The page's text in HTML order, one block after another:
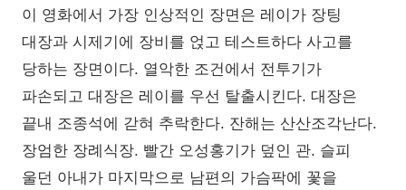
이 영화에서 가장 인상적인 장면은 레이가 장팅
대장과 시제기에 장비를 얹고 테스트하다 사고를
당하는 장면이다. 열악한 조건에서 전투기가
파손되고 대장은 레이를 우선 탈출시킨다. 대장은
끝내 조종석에 갇혀 추락한다. 잔해는 산산조각난다.
장엄한 장례식장. 빨간 오성홍기가 덮인 관. 슬피
울던 아내가 마지막으로 남편의 가슴팍에 꽃을